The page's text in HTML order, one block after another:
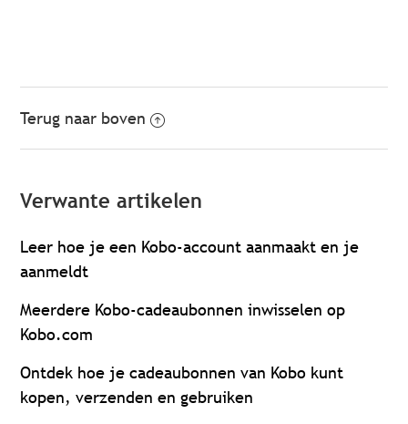
Terug naar boven
Verwante artikelen
Leer hoe je een Kobo-account aanmaakt en je
aanmeldt
Meerdere Kobo-cadeaubonnen inwisselen op
Kobo.com
Ontdek hoe je cadeaubonnen van Kobo kunt
kopen, verzenden en gebruiken